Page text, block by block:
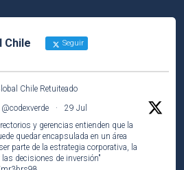
Chile Seguir
Chile Retuiteado
@codexverde ·
29 Jul
y gerencias entienden que la
quedar encapsulada en un área
parte de la estrategia corporativa, la
decisiones de inversión"